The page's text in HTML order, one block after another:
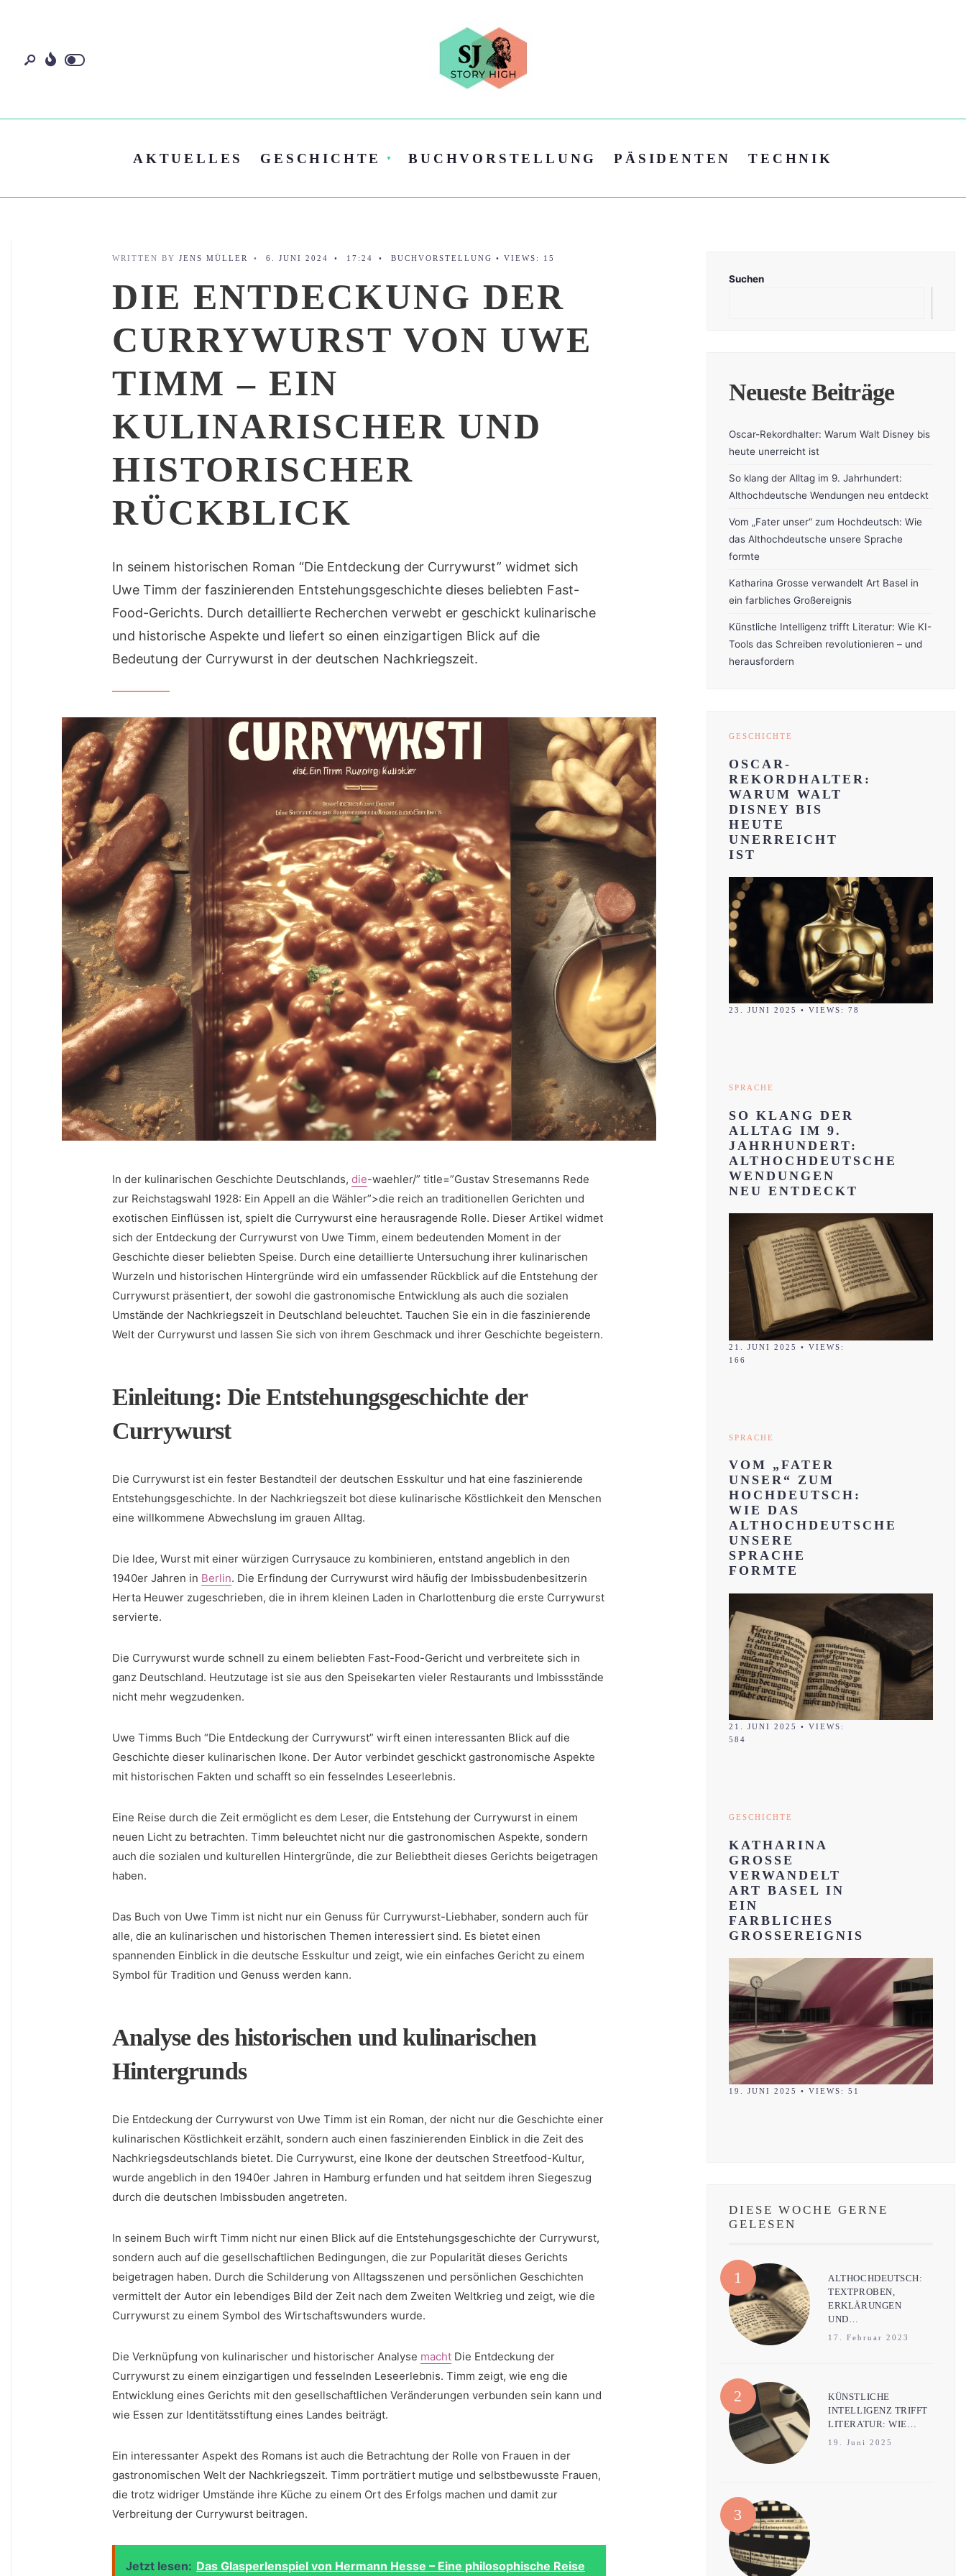
AKTUELLES GESCHICHTE BUCHVORSTELLUNG PÄSIDENTEN TECHNIK
WRITTEN BY JENS MÜLLER • 6. JUNI 2024 • 17:24 • BUCHVORSTELLUNG • VIEWS: 15
DIE ENTDECKUNG DER
CURRYWURST VON UWE
TIMM – EIN
KULINARISCHER UND
HISTORISCHER
RÜCKBLICK
In seinem historischen Roman “Die Entdeckung der Currywurst” widmet sich
Uwe Timm der faszinierenden Entstehungsgeschichte dieses beliebten Fast-
Food-Gerichts. Durch detaillierte Recherchen verwebt er geschickt kulinarische
und historische Aspekte und liefert so einen einzigartigen Blick auf die
Bedeutung der Currywurst in der deutschen Nachkriegszeit.
In der kulinarischen Geschichte Deutschlands, die-waehler/” title=”Gustav Stresemanns Rede
zur Reichstagswahl 1928: Ein Appell an die Wähler”>die⁤ reich ​an traditionellen Gerichten⁢ und
exotischen Einflüssen ist, spielt die‍ Currywurst eine ‌herausragende Rolle. Dieser Artikel‍ widmet⁢
sich der Entdeckung der Currywurst ​von ⁢Uwe Timm, einem bedeutenden‌ Moment in der
Geschichte​ dieser beliebten Speise. ⁤Durch eine detaillierte⁣ Untersuchung ihrer⁤ kulinarischen
Wurzeln und historischen Hintergründe wird ein​ umfassender Rückblick auf die Entstehung⁢ der
Currywurst‌ präsentiert, der sowohl die ⁤gastronomische Entwicklung als ⁢auch die sozialen⁤
Umstände der‌ Nachkriegszeit​ in Deutschland beleuchtet. Tauchen Sie ein in⁤ die‌ faszinierende
Welt der Currywurst und ‌lassen Sie ‍sich von ihrem‌ Geschmack und ihrer Geschichte begeistern.
Einleitung: Die Entstehungsgeschichte der
Currywurst
Die Currywurst ⁢ist ein fester Bestandteil​ der deutschen Esskultur und hat eine faszinierende
Entstehungsgeschichte. ‍In der Nachkriegszeit ‍bot diese kulinarische Köstlichkeit den Menschen
eine willkommene Abwechslung im grauen Alltag.
Die Idee, Wurst⁤ mit einer ⁢würzigen Currysauce zu ‍kombinieren, entstand angeblich in ‍den
1940er Jahren in Berlin. Die Erfindung der⁣ Currywurst wird häufig der Imbissbudenbesitzerin
Herta Heuwer zugeschrieben, die in ihrem​ kleinen Laden in Charlottenburg die​ erste Currywurst
servierte.
Die Currywurst wurde‌ schnell zu einem beliebten⁣ Fast-Food-Gericht und verbreitete sich in
ganz⁣ Deutschland.‍ Heutzutage ist‌ sie aus den Speisekarten vieler Restaurants​ und Imbissstände
nicht‍ mehr wegzudenken.
Uwe Timms Buch‍ “Die ‍Entdeckung der Currywurst” wirft ⁣einen interessanten Blick auf die​
Geschichte ⁤dieser kulinarischen ⁣Ikone. Der Autor verbindet geschickt gastronomische ‌Aspekte
mit historischen Fakten ⁤und ⁤schafft so ein fesselndes Leseerlebnis.
Eine Reise durch die Zeit ermöglicht es dem⁣ Leser, die Entstehung der Currywurst in einem
neuen​ Licht zu betrachten. Timm ⁢beleuchtet nicht nur die gastronomischen ⁢Aspekte, sondern
‍auch​ die sozialen und kulturellen Hintergründe,‍ die zur Beliebtheit ​dieses Gerichts beigetragen
haben.
Das Buch von⁣ Uwe Timm ist nicht nur ein Genuss für ‌Currywurst-Liebhaber, ⁤sondern⁢ auch für
alle, die an ‍kulinarischen und historischen Themen interessiert sind.‍ Es bietet einen
spannenden⁢ Einblick in die deutsche Esskultur und zeigt, wie​ ein einfaches Gericht‌ zu einem
Symbol für Tradition und Genuss werden‌ kann.
Analyse des ​historischen und kulinarischen
Hintergrunds
Die⁣ Entdeckung der⁤ Currywurst von ⁤Uwe Timm⁤ ist ein Roman, der nicht nur die ‌Geschichte ‌einer⁤
kulinarischen​ Köstlichkeit erzählt, sondern auch⁢ einen faszinierenden Einblick ⁣in die Zeit des
Nachkriegsdeutschlands bietet. Die Currywurst, eine Ikone der deutschen Streetfood-Kultur,
⁢wurde angeblich in den⁢ 1940er Jahren in‍ Hamburg erfunden ⁣und hat seitdem ⁢ihren Siegeszug
⁢durch die deutschen Imbissbuden angetreten.
In seinem ⁢Buch ⁢wirft Timm nicht nur einen ⁢Blick auf ‍die Entstehungsgeschichte der‌ Currywurst,
sondern auch auf die ‍gesellschaftlichen Bedingungen, die zur Popularität dieses⁤ Gerichts
beigetragen ⁣haben. Durch ‍die Schilderung von Alltagsszenen und ⁣persönlichen Geschichten
vermittelt‍ der Autor ein lebendiges Bild der Zeit nach dem Zweiten Weltkrieg und​ zeigt, wie die
Currywurst ⁣zu‌ einem ⁤Symbol des Wirtschaftswunders wurde.
Die⁣ Verknüpfung von ‌kulinarischer und⁣ historischer Analyse macht Die ⁢Entdeckung der
Currywurst zu ⁤einem einzigartigen und ‌fesselnden‌ Leseerlebnis. Timm zeigt, wie eng die ​
Entwicklung eines Gerichts mit den gesellschaftlichen Veränderungen verbunden sein kann und
wie Essen zur Identitätsstiftung eines Landes beiträgt.
Ein interessanter Aspekt​ des Romans⁢ ist auch die Betrachtung der​ Rolle ‌von Frauen in der
gastronomischen​ Welt ⁣der Nachkriegszeit. Timm porträtiert mutige ‍und ⁢selbstbewusste Frauen,
die trotz widriger Umstände ihre Küche zu einem Ort⁢ des Erfolgs machen und‌ damit zur‍
Verbreitung der Currywurst⁤ beitragen.
Jetzt lesen: Das Glasperlenspiel von Hermann Hesse – Eine philosophische Reise
Suchen
Neueste Beiträge
Oscar-Rekordhalter: Warum Walt Disney bis
heute unerreicht ist
So klang der Alltag im 9. Jahrhundert:
Althochdeutsche Wendungen neu entdeckt
Vom „Fater unser“ zum Hochdeutsch: Wie
das Althochdeutsche unsere Sprache
formte
Katharina Grosse verwandelt Art Basel in
ein farbliches Großereignis
Künstliche Intelligenz trifft Literatur: Wie KI-
Tools das Schreiben revolutionieren – und
herausfordern
GESCHICHTE
OSCAR-
REKORDHALTER:
WARUM WALT
DISNEY BIS
HEUTE
UNERREICHT
IST
23. JUNI 2025 • VIEWS: 78
SPRACHE
SO KLANG DER
ALLTAG IM 9.
JAHRHUNDERT:
ALTHOCHDEUTSCHE
WENDUNGEN
NEU ENTDECKT
21. JUNI 2025 • VIEWS:
166
SPRACHE
VOM „FATER
UNSER“ ZUM
HOCHDEUTSCH:
WIE DAS
ALTHOCHDEUTSCHE
UNSERE
SPRACHE
FORMTE
21. JUNI 2025 • VIEWS:
584
GESCHICHTE
KATHARINA
GROSSE
VERWANDELT
ART BASEL IN
EIN
FARBLICHES
GROSSEREIGNIS
19. JUNI 2025 • VIEWS: 51
DIESE WOCHE GERNE
GELESEN
ALTHOCHDEUTSCH:
TEXTPROBEN,
ERKLÄRUNGEN
UND…
17. Februar 2023
KÜNSTLICHE
INTELLIGENZ TRIFFT
LITERATUR: WIE…
19. Juni 2025